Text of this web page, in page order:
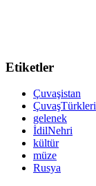
Etiketler
Çuvaşistan
ÇuvaşTürkleri
gelenek
İdilNehri
kültür
müze
Rusya